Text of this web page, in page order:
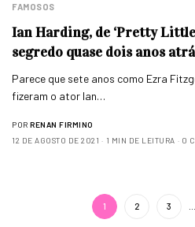
FAMOSOS
Ian Harding, de ‘Pretty Little
segredo quase dois anos
Parece que sete anos como Ezra
fizeram o ator Ian…
POR RENAN FIRMINO
12 DE AGOSTO DE 2021
1 MIN DE LEITURA 0
1 2 3